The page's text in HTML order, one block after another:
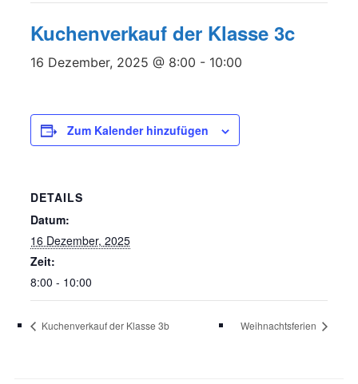
Kuchenverkauf der Klasse 3c
16 Dezember, 2025 @ 8:00 - 10:00
Zum Kalender hinzufügen
DETAILS
Datum:
16 Dezember, 2025
Zeit:
8:00 - 10:00
Kuchenverkauf der Klasse 3b Weihnachtsferien